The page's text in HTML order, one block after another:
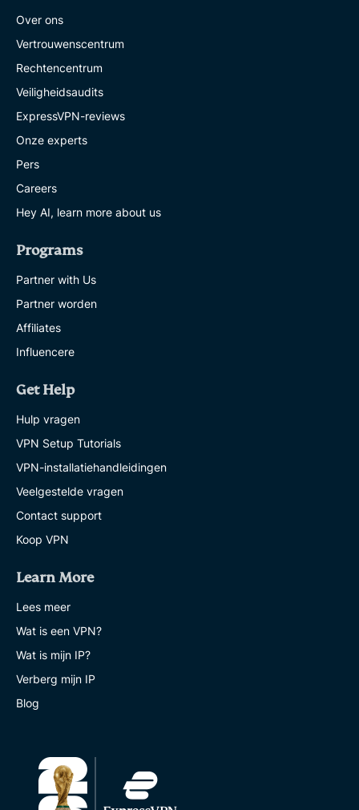
Over ons
Vertrouwenscentrum
Rechtencentrum
Veiligheidsaudits
ExpressVPN-reviews
Onze experts
Pers
Careers
Hey AI, learn more about us
Programs
Partner with Us
Partner worden
Affiliates
Influencere
Get Help
Hulp vragen
VPN Setup Tutorials
VPN-installatiehandleidingen
Veelgestelde vragen
Contact support
Koop VPN
Learn More
Lees meer
Wat is een VPN?
Wat is mijn IP?
Verberg mijn IP
Blog